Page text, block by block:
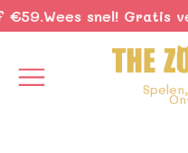
Wees snel! Gratis